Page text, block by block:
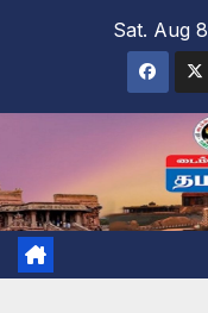
Sat. Aug